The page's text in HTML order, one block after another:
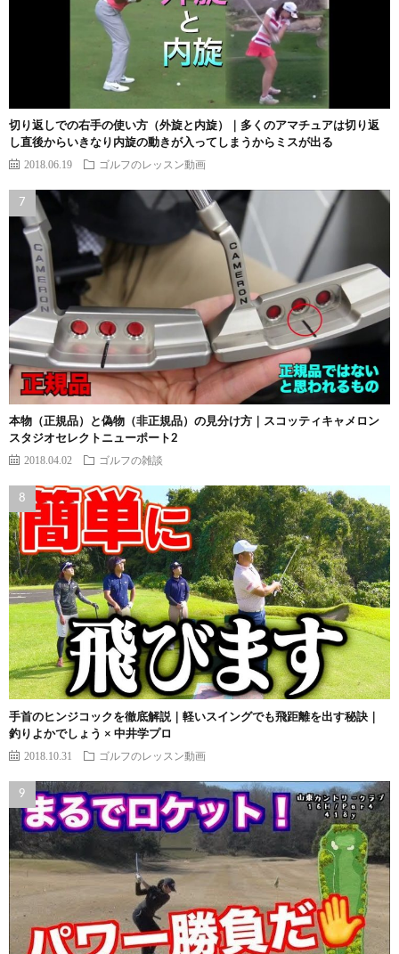
切り返しでの右手の使い方（外旋と内旋）｜多くのアマチュアは切り返
し直後からいきなり内旋の動きが入ってしまうからミスが出る
2018.06.19 ゴルフのレッスン動画
本物（正規品）と偽物（非正規品）の見分け方｜スコッティキャメロン
スタジオセレクトニューポート2
2018.04.02 ゴルフの雑談
手首のヒンジコックを徹底解説｜軽いスイングでも飛距離を出す秘訣｜
釣りよかでしょう × 中井学プロ
2018.10.31 ゴルフのレッスン動画